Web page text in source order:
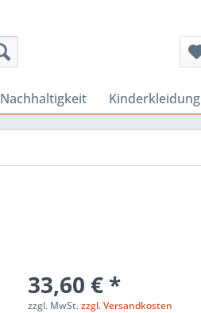
Nachhaltigkeit Kinderkleidung
33,60 € *
zzgl. MwSt.zzgl. Versandkosten